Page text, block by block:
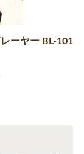
ーヤー BL-101